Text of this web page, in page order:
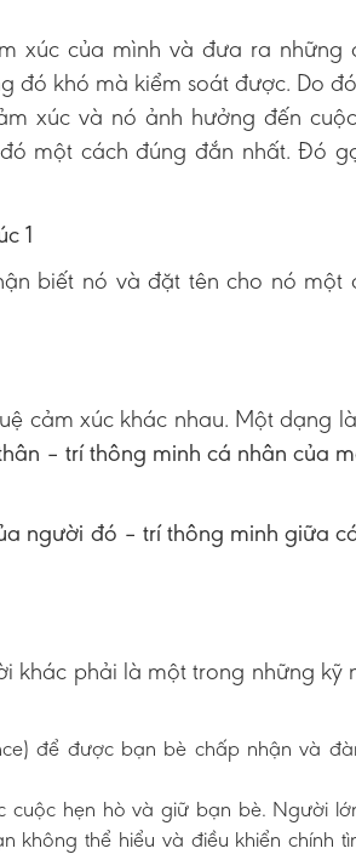
xúc của mình và đưa ra những
đó khó mà kiểm soát được. Do
xúc và nó ảnh hưởng đến
một cách đúng đắn nhất. Đó
biết nó và đặt tên cho nó một
cảm xúc khác nhau. Một dạng là
– trí thông minh cá nhân của
người đó – trí thông minh giữa
khác phải là một trong những kỹ
để được bạn bè chấp nhận và
cuộc hẹn hò và giữ bạn bè. Người
không thể hiểu và điều khiển chính